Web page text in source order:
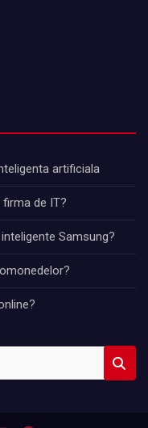
artificiala
de IT?
Samsung?